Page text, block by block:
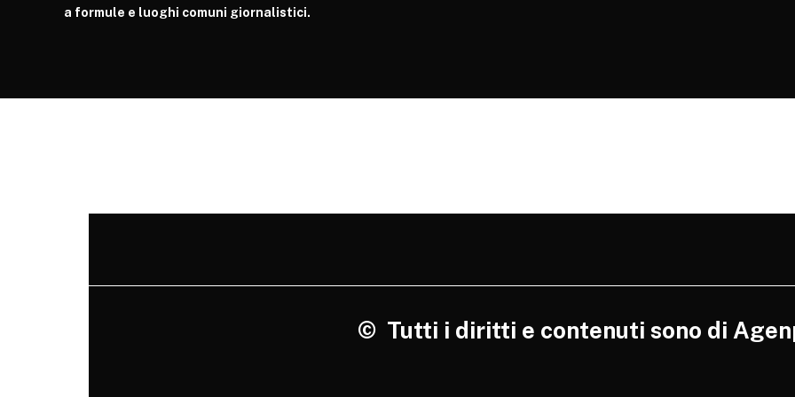
a formule e luoghi comuni giornalistici.
©Tutti i diritti e contenuti sono di